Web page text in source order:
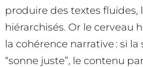
produire des textes fluides,
hiérarchisés. Or le cerveau
la cohérence narrative : si
“sonne juste”, le contenu